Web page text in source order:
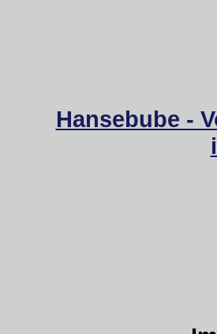
Hansebube -